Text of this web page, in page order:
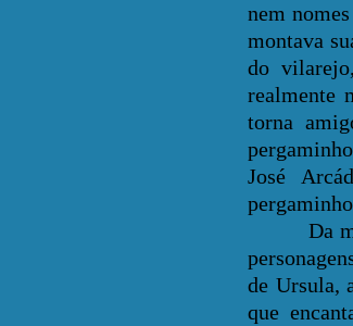
nem
montava
do
realmente
torna
José
Da
de Ursula,
que